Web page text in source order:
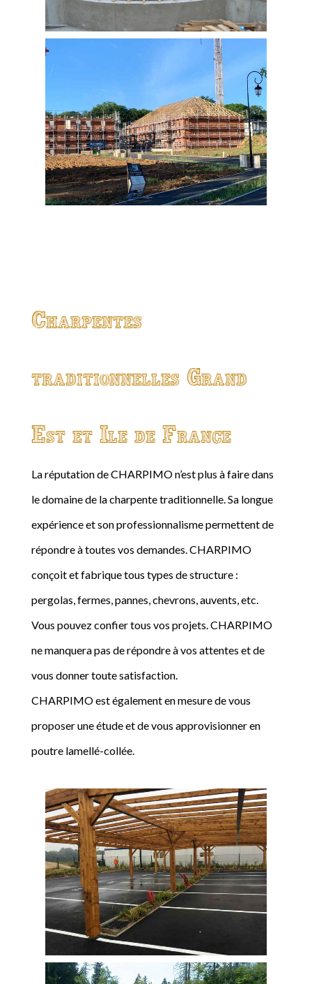
Charpentes
traditionnelles Grand
Est et Ile de France
La réputation de CHARPIMO n’est plus à faire dans
le domaine de la charpente traditionnelle. Sa longue
expérience et son professionnalisme permettent de
répondre à toutes vos demandes. CHARPIMO
conçoit et fabrique tous types de structure :
pergolas, fermes, pannes, chevrons, auvents, etc.
Vous pouvez confier tous vos projets. CHARPIMO
ne manquera pas de répondre à vos attentes et de
vous donner toute satisfaction.
CHARPIMO est également en mesure de vous
proposer une étude et de vous approvisionner en
poutre lamellé-collée.